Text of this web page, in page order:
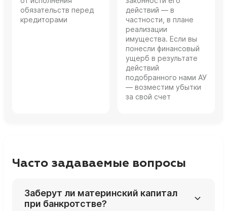
обязательств перед
кредиторами
действий — в
частности, в плане
реализации
имущества. Если вы
понесли финансовый
ущерб в результате
действий
подобранного нами АУ
— возместим убытки
за свой счет
Часто задаваемые вопросы
Заберут ли материнский капитал
при банкротстве?